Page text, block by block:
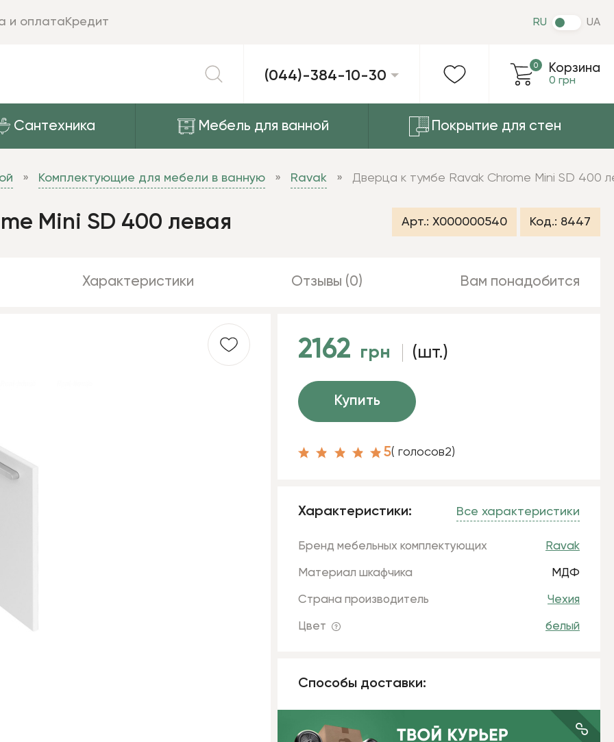
(044)-384-10-30
Корзина
0 грн
0
RU UA
Сантехника Мебель для ванной Покрытие для стен
и оплатаКредит
Комплектующие для мебели в ванную Ravak Дверца к тумбе Ravak Chrome Mini SD 400
Mini SD 400 левая Арт.: X000000540 Код.: 8447
Характеристики Отзывы (0) Вам понадобится
2162 грн (шт.)
Купить
5( голосов2)
Характеристики: Все характеристики
Бренд мебельных комплектующих Ravak
Материал шкафчика МДФ
Страна производитель Чехия
Цвет белый
Способы доставки: